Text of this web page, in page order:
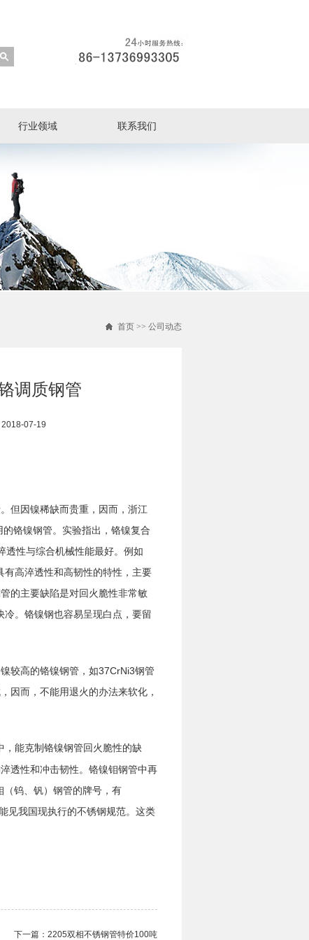
行业领域 联系我们
首页 >> 公司动态
调质钢管
07-19
但因镍稀缺而贵重，因而，浙江
铬镍钢管。实验指出，铬镍复合
透性与综合机械性能最好。例如
高淬透性和高韧性的特性，主要
的主要缺陷是对回火脆性非常敏
。铬镍钢也容易呈现白点，要留
较高的铬镍钢管，如37CrNi3钢管
因而，不能用退火的办法来软化，
，能克制铬镍钢管回火脆性的缺
透性和冲击韧性。铬镍钼钢管中再
钨、钒）钢管的牌号，有
见我国现执行的不锈钢规范。这类
下一篇： 2205双相不锈钢管​特价100吨